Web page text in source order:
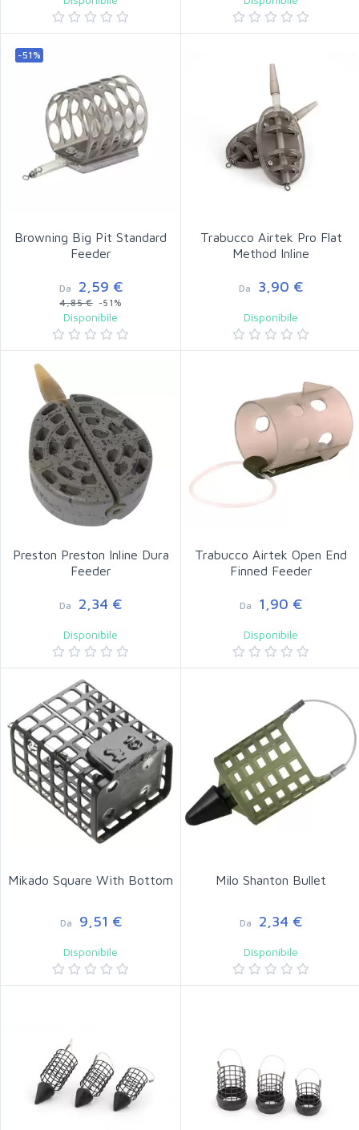
-51%
Browning Big Pit Standard
Feeder
Da 2,59 €
4,85 €-51%
Disponibile
Trabucco Airtek Pro Flat
Method Inline
Da 3,90 €
Disponibile
Preston Preston Inline Dura
Feeder
Da 2,34 €
Disponibile
Trabucco Airtek Open End
Finned Feeder
Da 1,90 €
Disponibile
Mikado Square With Bottom
Da 9,51 €
Disponibile
Milo Shanton Bullet
Da 2,34 €
Disponibile